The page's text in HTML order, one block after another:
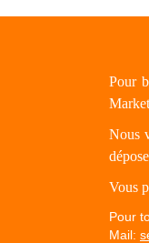
Pour
Nous
Vous
Pour
Mail: